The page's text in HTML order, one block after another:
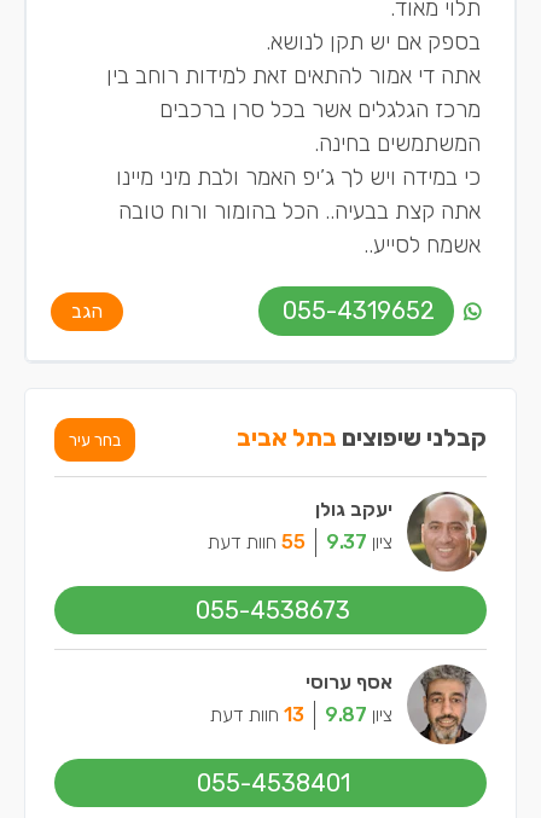
תלוי מאוד.
בספק אם יש תקן לנושא.
אתה די אמור להתאים זאת למידות רוחב בין
מרכז הגלגלים אשר בכל סרן ברכבים
המשתמשים בחינה.
כי במידה ויש לך ג’יפ האמר ולבת מיני מיינו
אתה קצת בבעיה.. הכל בהומור ורוח טובה
אשמח לסייע..
055-4319652 הגב
קבלני שיפוצים בתל אביב בחר עיר
יעקב גולן
ציון 9.37
55 חוות דעת
055-4538673
אסף ערוסי
ציון 9.87
13 חוות דעת
055-4538401